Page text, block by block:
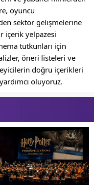
oyuncu
sektör gelişmelerine
içerik yelpazesi
tutkunları için
öneri listeleri ve
doğru içerikleri
oluyoruz.